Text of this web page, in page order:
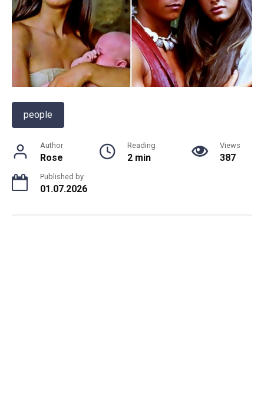
people
Author
Rose
Reading
2 min
Views
387
Published by
01.07.2026